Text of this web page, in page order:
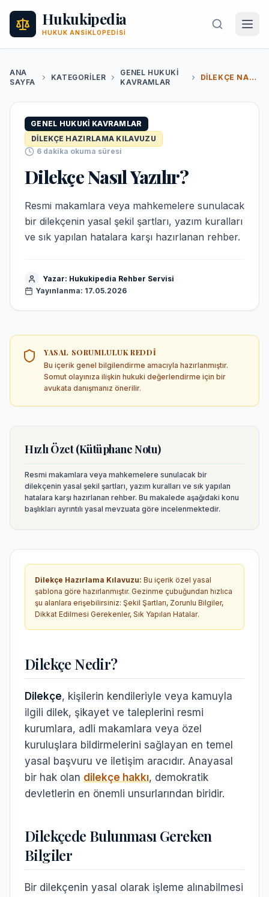
Hukukipedia
HUKUK ANSIKLOPEDISI
ANA
SAYFA
KATEGORILER
GENEL HUKUKI
KAVRAMLAR
DILEKÇE NASIL YAZILIR?
GENEL HUKUKI KAVRAMLAR
DILEKÇE HAZIRLAMA KILAVUZU
6 dakika okuma süresi
Dilekçe Nasıl Yazılır?
Resmi makamlara veya mahkemelere sunulacak
bir dilekçenin yasal şekil şartları, yazım kuralları
ve sık yapılan hatalara karşı hazırlanan rehber.
Yazar: Hukukipedia Rehber Servisi
Yayınlanma: 17.05.2026
YASAL SORUMLULUK REDDI
Bu içerik genel bilgilendirme amacıyla hazırlanmıştır.
Somut olayınıza ilişkin hukuki değerlendirme için bir
avukata danışmanız önerilir.
Hızlı Özet (Kütüphane Notu)
Resmi makamlara veya mahkemelere sunulacak bir
dilekçenin yasal şekil şartları, yazım kuralları ve sık yapılan
hatalara karşı hazırlanan rehber. Bu makalede aşağıdaki konu
başlıkları ayrıntılı yasal mevzuata göre incelenmektedir.
Dilekçe Hazırlama Kılavuzu: Bu içerik özel yasal
şablona göre hazırlanmıştır. Gezinme çubuğundan hızlıca
şu alanlara erişebilirsiniz: Şekil Şartları, Zorunlu Bilgiler,
Dikkat Edilmesi Gerekenler, Sık Yapılan Hatalar.
Dilekçe Nedir?
Dilekçe, kişilerin kendileriyle veya kamuyla
ilgili dilek, şikayet ve taleplerini resmi
kurumlara, adli makamlara veya özel
kuruluşlara bildirmelerini sağlayan en temel
yasal başvuru ve iletişim aracıdır. Anayasal
bir hak olan dilekçe hakkı, demokratik
devletlerin en önemli unsurlarından biridir.
Dilekçede Bulunması Gereken
Bilgiler
Bir dilekçenin yasal olarak işleme alınabilmesi